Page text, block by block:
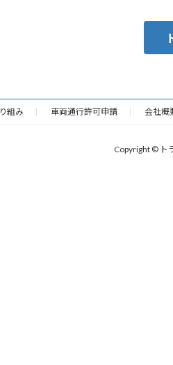
組み 車両通行許可申請 会社概
Copyright © ト